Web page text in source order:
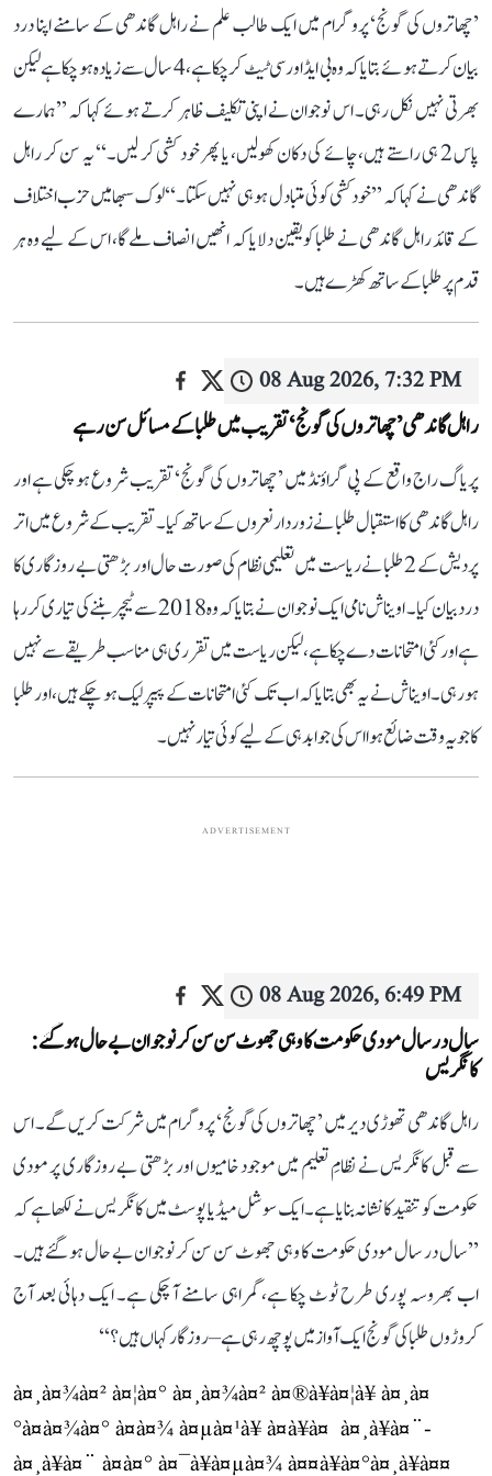
’چھاتروں کی گونج‘ پروگرام میں ایک طالب علم نے راہل گاندھی کے سامنے اپنا درد
بیان کرتے ہوئے بتایا کہ وہ بی ایڈ اور سی ٹیٹ کر چکا ہے، 4 سال سے زیادہ ہو چکا ہے لیکن
بھرتی نہیں نکل رہی۔ اس نوجوان نے اپنی تکلیف ظاہر کرتے ہوئے کہا کہ ’’ہمارے
پاس 2 ہی راستے ہیں، چائے کی دکان کھولیں، یا پھر خود کشی کر لیں۔‘‘ یہ سن کر راہل
گاندھی نے کہا کہ ’’خودکشی کوئی متبادل ہو ہی نہیں سکتا۔‘‘ لوک سبھا میں حزب اختلاف
کے قائد راہل گاندھی نے طلبا کو یقین دلایا کہ انھیں انصاف ملے گا، اس کے لیے وہ ہر
قدم پر طلبا کے ساتھ کھڑے ہیں۔
08 Aug 2026, 7:32 PM
راہل گاندھی ’چھاتروں کی گونج‘ تقریب میں طلبا کے مسائل سن رہے
پریاگ راج واقع کے پی گراؤنڈ میں ’چھاتروں کی گونج‘ تقریب شروع ہو چکی ہے اور
راہل گاندھی کا استقبال طلبا نے زوردار نعروں کے ساتھ کیا۔ تقریب کے شروع میں اتر
پردیش کے 2 طلبا نے ریاست میں تعلیمی نظام کی صورت حال اور بڑھتی بے روزگاری کا
درد بیان کیا۔ اویناش نامی ایک نوجوان نے بتایا کہ وہ 2018 سے ٹیچر بننے کی تیاری کر رہا
ہے اور کئی امتحانات دے چکا ہے، لیکن ریاست میں تقرری ہی مناسب طریقے سے نہیں
ہو رہی۔ اویناش نے یہ بھی بتایا کہ اب تک کئی امتحانات کے پیپر لیک ہو چکے ہیں، اور طلبا
کا جو یہ وقت ضائع ہوا اس کی جوابدہی کے لیے کوئی تیار نہیں۔
ADVERTISEMENT
08 Aug 2026, 6:49 PM
سال در سال مودی حکومت کا وہی جھوٹ سن سن کر نوجوان بے حال ہو گئے:
کانگریس
راہل گاندھی تھوڑی دیر میں ’چھاتروں کی گونج‘ پروگرام میں شرکت کریں گے۔ اس
سے قبل کانگریس نے نظامِ تعلیم میں موجود خامیوں اور بڑھتی بے روزگاری پر مودی
حکومت کو تنقید کا نشانہ بنایا ہے۔ ایک سوشل میڈیا پوسٹ میں کانگریس نے لکھا ہے کہ
’’سال در سال مودی حکومت کا وہی جھوٹ سن سن کر نوجوان بے حال ہو گئے ہیں۔
اب بھروسہ پوری طرح ٹوٹ چکا ہے، گمراہی سامنے آ چکی ہے۔ ایک دہائی بعد آج
کروڑوں طلبا کی گونج ایک آواز میں پوچھ رہی ہے– روزگار کہاں ہیں؟‘‘
à¤¸à¤¾à¤² à¤¦à¤° à¤¸à¤¾à¤² à¤®à¥à¤¦à¥ à¤¸à¤
°à¤à¤¾à¤° à¤à¤¾ à¤µà¤¹à¥ à¤à¥à¤ à¤¸à¥à¤¨-
à¤¸à¥à¤¨ à¤à¤° à¤¯à¥à¤µà¤¾ à¤¤à¥à¤°à¤¸à¥à¤¤